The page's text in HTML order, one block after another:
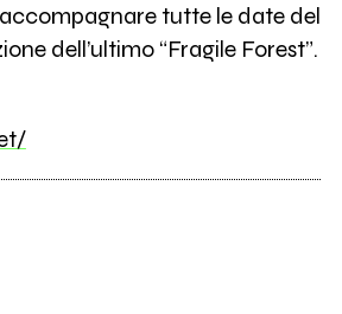
tutte le date del
dell’ultimo “Fragile Forest”.